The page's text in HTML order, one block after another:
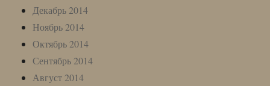
Декабрь 2014
Ноябрь 2014
Октябрь 2014
Сентябрь 2014
Август 2014